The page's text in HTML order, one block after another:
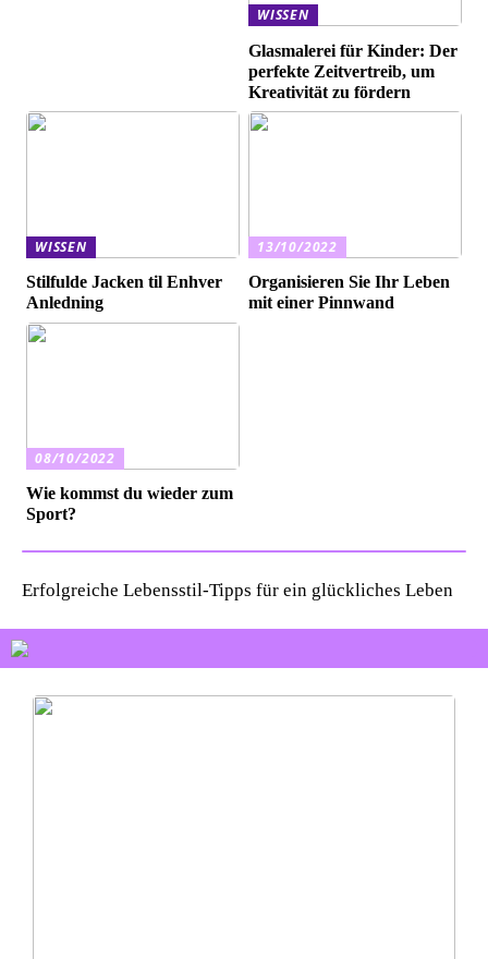
WISSEN
Glasmalerei für Kinder: Der
perfekte Zeitvertreib, um
Kreativität zu fördern
WISSEN
Stilfulde Jacken til Enhver
Anledning
13/10/2022
Organisieren Sie Ihr Leben
mit einer Pinnwand
08/10/2022
Wie kommst du wieder zum
Sport?
Erfolgreiche Lebensstil-Tipps für ein glückliches Leben